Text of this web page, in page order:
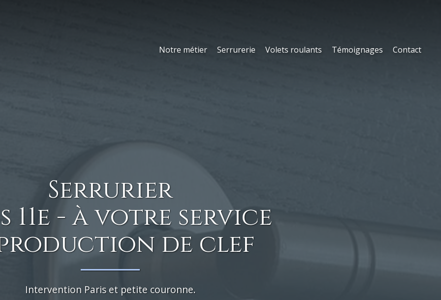
Notre métier Serrurerie Volets roulants Témoignages Contact
Serrurier
11e - à votre service
de clef
Intervention Paris et petite couronne.